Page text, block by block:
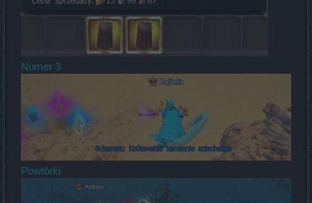
Numer 3
Powtórki